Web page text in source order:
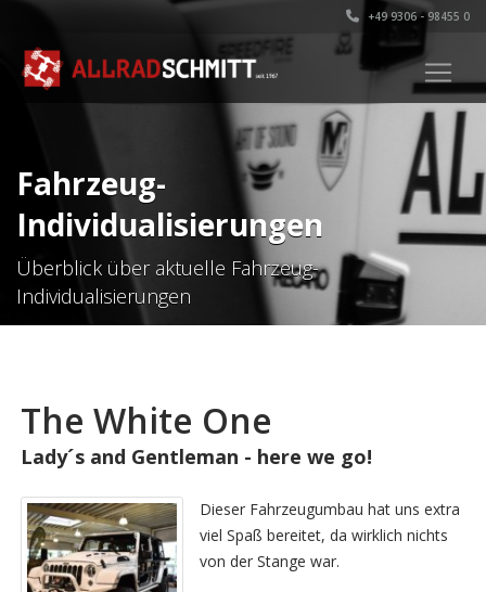
+49 9306 - 98455 0
Fahrzeug-
Individualisierungen
Überblick über aktuelle Fahrzeug-
Individualisierungen
The White One
Lady´s and Gentleman - here we go!
Dieser Fahrzeugumbau hat uns extra
viel Spaß bereitet, da wirklich nichts
von der Stange war.